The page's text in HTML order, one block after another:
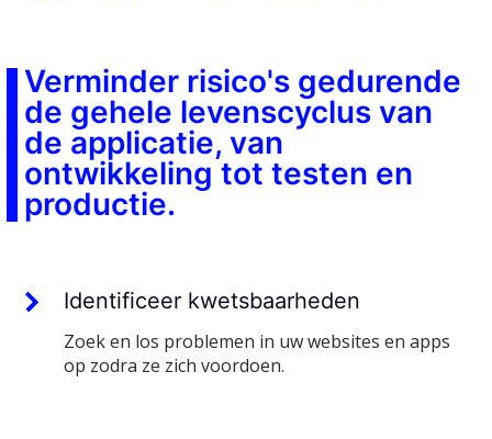
Verminder risico's gedurende
de gehele levenscyclus van
de applicatie, van
ontwikkeling tot testen en
productie.
Identificeer kwetsbaarheden
Zoek en los problemen in uw websites en apps
op zodra ze zich voordoen.